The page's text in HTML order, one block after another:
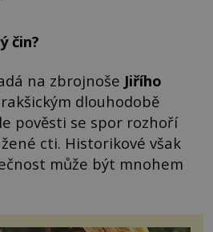
čin?
na zbrojnoše Jiřího
dlouhodobě
pověsti se spor rozhoří
cti. Historikové však
může být mnohem